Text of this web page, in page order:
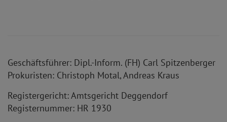
Geschäftsführer: Dipl.-Inform. (FH) Carl Spitzenberger
Prokuristen: Christoph Motal, Andreas Kraus
Registergericht: Amtsgericht Deggendorf
Registernummer: HR 1930